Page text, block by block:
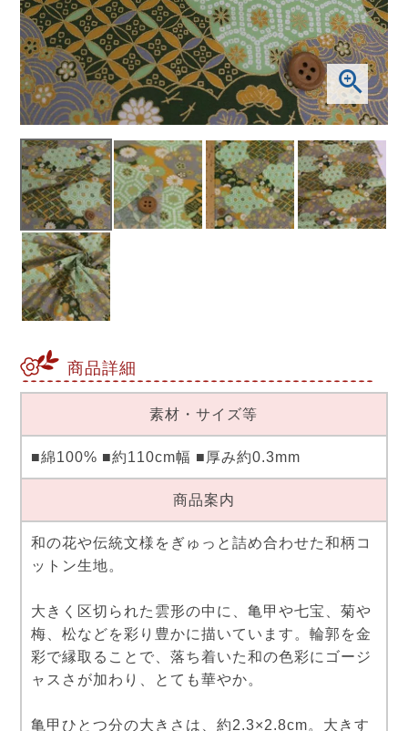
商品詳細
素材・サイズ等
■綿100% ■約110cm幅 ■厚み約0.3mm
商品案内
和の花や伝統文様をぎゅっと詰め合わせた和柄コ
ットン生地。
大きく区切られた雲形の中に、亀甲や七宝、菊や
梅、松などを彩り豊かに描いています。輪郭を金
彩で縁取ることで、落ち着いた和の色彩にゴージ
ャスさが加わり、とても華やか。
亀甲ひとつ分の大きさは、約2.3×2.8cm。大きす